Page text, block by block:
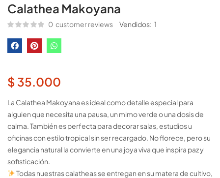
Calathea Makoyana
0 customer reviews Vendidos: 1
$ 35.000
La Calathea Makoyana es ideal como detalle especial para
alguien que necesita una pausa, un mimo verde o una dosis de
calma. También es perfecta para decorar salas, estudios u
oficinas con estilo tropical sin ser recargado. No florece, pero su
elegancia natural la convierte en una joya viva que inspira paz y
sofisticación.
Todas nuestras calatheas se entregan en su matera de cultivo,